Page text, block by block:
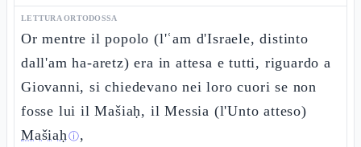
LETTURA ORTODOSSA
Or mentre il popolo (l'ʿam d'Israele, distinto
dall'am ha-aretz) era in attesa e tutti, riguardo a
Giovanni, si chiedevano nei loro cuori se non
fosse lui il Mašiaḥ, il Messia (l'Unto atteso)
Mašiaḥⓘ,